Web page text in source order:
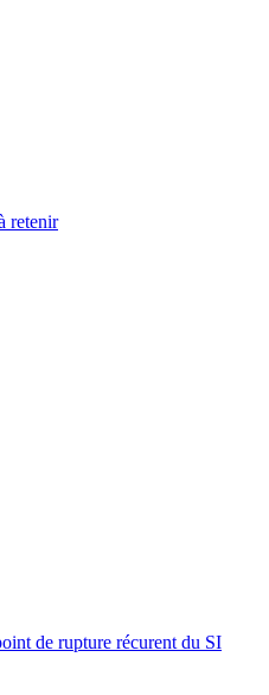
retenir
de rupture récurent du SI